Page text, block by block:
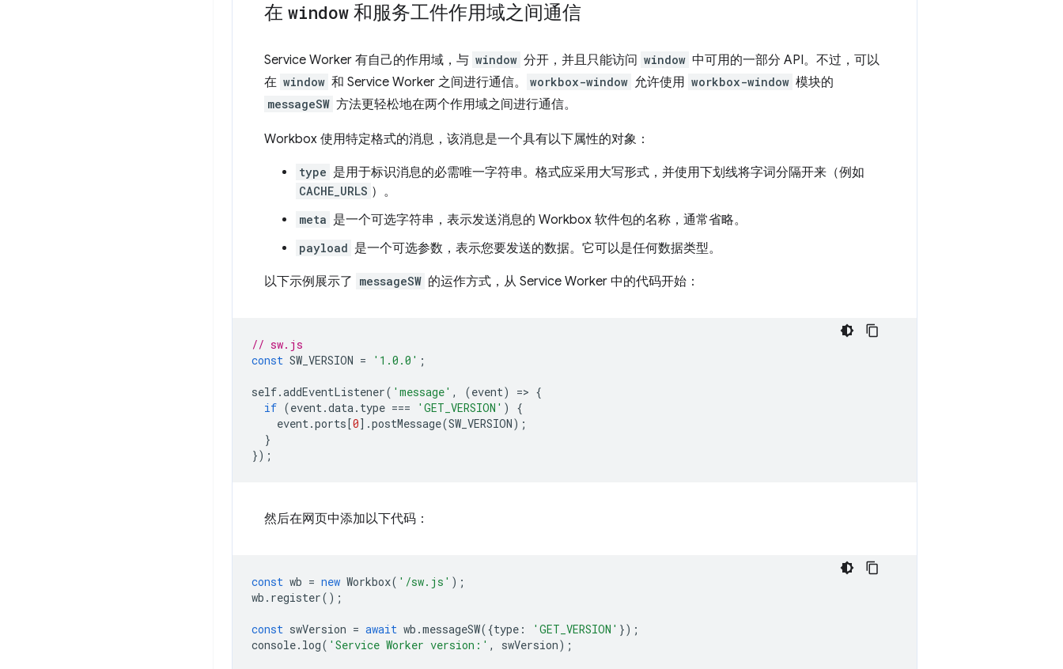
在 window 和服务工件作用域之间通信
Service Worker 有自己的作用域，与 window 分开，并且只能访问 window 中可用的一部分 API。不过，可以
在 window 和 Service Worker 之间进行通信。 workbox-window 允许使用 workbox-window 模块的
messageSW 方法更轻松地在两个作用域之间进行通信。
Workbox 使用特定格式的消息，该消息是一个具有以下属性的对象：
type 是用于标识消息的必需唯一字符串。格式应采用大写形式，并使用下划线将字词分隔开来（例如
CACHE_URLS ）。
meta 是一个可选字符串，表示发送消息的 Workbox 软件包的名称，通常省略。
payload 是一个可选参数，表示您要发送的数据。它可以是任何数据类型。
以下示例展示了 messageSW 的运作方式，从 Service Worker 中的代码开始：
// sw.js
const SW_VERSION = '1.0.0' ;
self.addEventListener( 'message' , (event) => {
if (event.data. type === 'GET_VERSION' )
{
event.ports[0].postMessage(SW_VERSION);
}
});
然后在网页中添加以下代码：
const wb = new Workbox( '/sw.js' );
wb . register();
const swVersion = await wb .messageSW({type : 'GET_VERSION' });
console. log( 'Service Worker version:' , swVersion);